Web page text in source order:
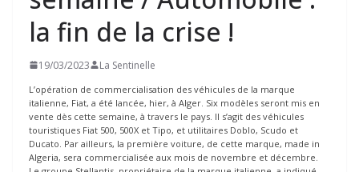
la fin de la crise !
19/03/2023 La Sentinelle
L’opération de commercialisation des véhicules de la marque
italienne, Fiat, a été lancée, hier, à Alger. Six modèles seront mis en
vente dès cette semaine, à travers le pays. Il s’agit des véhicules
touristiques Fiat 500, 500X et Tipo, et utilitaires Doblo, Scudo et
Ducato. Par ailleurs, la première voiture, de cette marque, made in
Algeria, sera commercialisée aux mois de novembre et décembre.